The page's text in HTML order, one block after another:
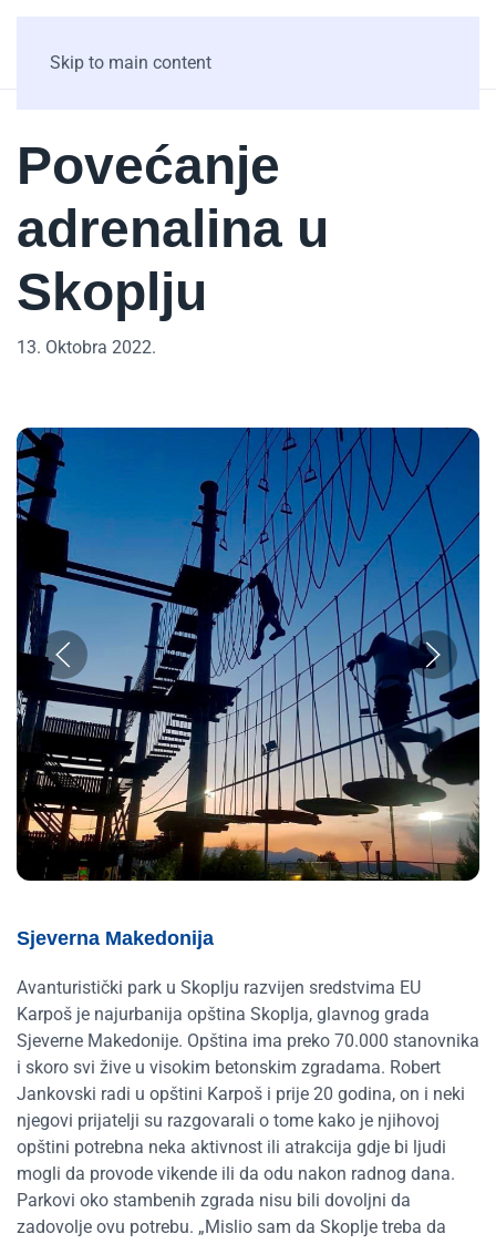
Skip to main content
Povećanje
adrenalina u
Skoplju
13. Oktobra 2022.
Sjeverna Makedonija
Avanturistički park u Skoplju razvijen sredstvima EU
Karpoš je najurbanija opština Skoplja, glavnog grada
Sjeverne Makedonije. Opština ima preko 70.000 stanovnika
i skoro svi žive u visokim betonskim zgradama. Robert
Jankovski radi u opštini Karpoš i prije 20 godina, on i neki
njegovi prijatelji su razgovarali o tome kako je njihovoj
opštini potrebna neka aktivnost ili atrakcija gdje bi ljudi
mogli da provode vikende ili da odu nakon radnog dana.
Parkovi oko stambenih zgrada nisu bili dovoljni da
zadovolje ovu potrebu. „Mislio sam da Skoplje treba da